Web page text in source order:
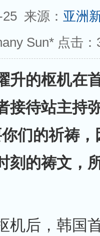
来源： 亚洲
Sun* 点击：
升的枢机在
接待站主持
们的祈祷，
刻的祷文，
机后，韩国